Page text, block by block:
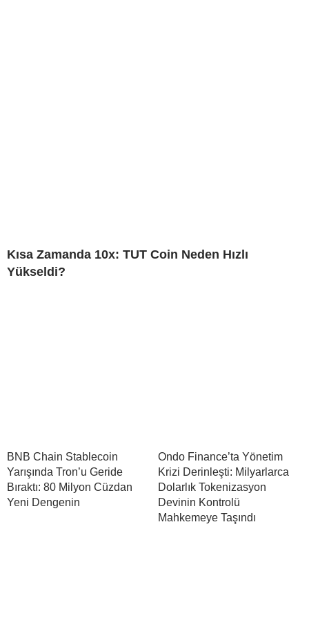
Kısa Zamanda 10x: TUT Coin Neden Hızlı
Yükseldi?
BNB Chain Stablecoin
Yarışında Tron’u Geride
Bıraktı: 80 Milyon Cüzdan
Yeni Dengenin
Ondo Finance’ta Yönetim
Krizi Derinleşti: Milyarlarca
Dolarlık Tokenizasyon
Devinin Kontrolü
Mahkemeye Taşındı